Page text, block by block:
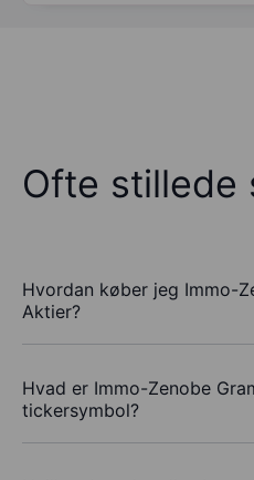
Ofte stillede
Hvordan køber jeg Immo-
Aktier?
Hvad er Immo-Zenobe
tickersymbol?